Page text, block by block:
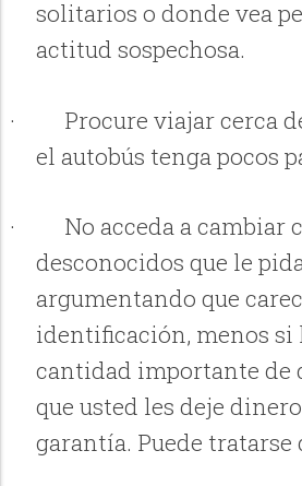
solitarios o donde vea
actitud sospechosa.
·
Procure viajar cerca
el autobús tenga pocos
·
No acceda a cambiar
desconocidos que le
argumentando que
identificación, menos si
cantidad importante de
que usted les deje
garantía. Puede tratarse